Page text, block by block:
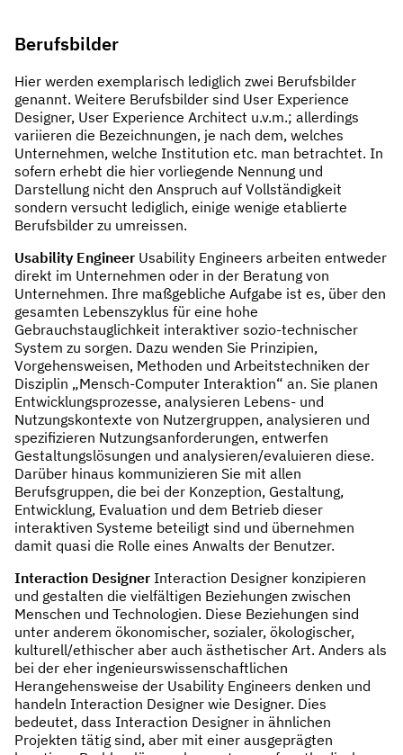
Berufsbilder
Hier werden exemplarisch lediglich zwei Berufsbilder
genannt. Weitere Berufsbilder sind User Experience
Designer, User Experience Architect u.v.m.; allerdings
variieren die Bezeichnungen, je nach dem, welches
Unternehmen, welche Institution etc. man betrachtet. In
sofern erhebt die hier vorliegende Nennung und
Darstellung nicht den Anspruch auf Vollständigkeit
sondern versucht lediglich, einige wenige etablierte
Berufsbilder zu umreissen.
Usability Engineer Usability Engineers arbeiten entweder
direkt im Unternehmen oder in der Beratung von
Unternehmen. Ihre maßgebliche Aufgabe ist es, über den
gesamten Lebenszyklus für eine hohe
Gebrauchstauglichkeit interaktiver sozio-technischer
System zu sorgen. Dazu wenden Sie Prinzipien,
Vorgehensweisen, Methoden und Arbeitstechniken der
Disziplin „Mensch-Computer Interaktion“ an. Sie planen
Entwicklungsprozesse, analysieren Lebens- und
Nutzungskontexte von Nutzergruppen, analysieren und
spezifizieren Nutzungsanforderungen, entwerfen
Gestaltungslösungen und analysieren/evaluieren diese.
Darüber hinaus kommunizieren Sie mit allen
Berufsgruppen, die bei der Konzeption, Gestaltung,
Entwicklung, Evaluation und dem Betrieb dieser
interaktiven Systeme beteiligt sind und übernehmen
damit quasi die Rolle eines Anwalts der Benutzer.
Interaction Designer Interaction Designer konzipieren
und gestalten die vielfältigen Beziehungen zwischen
Menschen und Technologien. Diese Beziehungen sind
unter anderem ökonomischer, sozialer, ökologischer,
kulturell/ethischer aber auch ästhetischer Art. Anders als
bei der eher ingenieurswissenschaftlichen
Herangehensweise der Usability Engineers denken und
handeln Interaction Designer wie Designer. Dies
bedeutet, dass Interaction Designer in ähnlichen
Projekten tätig sind, aber mit einer ausgeprägten